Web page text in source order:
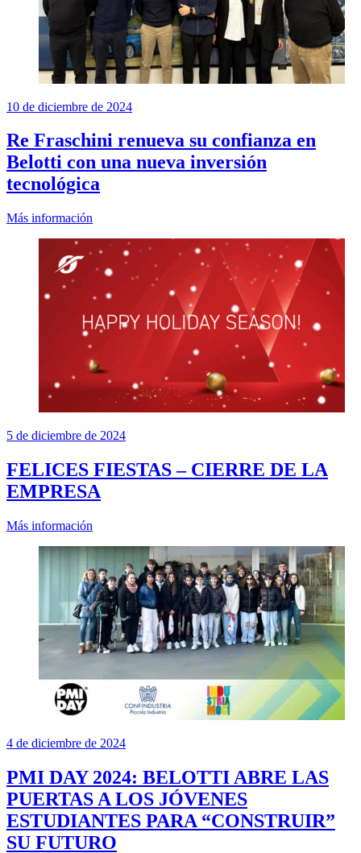
10 de diciembre de 2024
Re Fraschini renueva su confianza en
Belotti con una nueva inversión
tecnológica
Más información
5 de diciembre de 2024
FELICES FIESTAS – CIERRE DE LA
EMPRESA
Más información
4 de diciembre de 2024
PMI DAY 2024: BELOTTI ABRE LAS
PUERTAS A LOS JÓVENES
ESTUDIANTES PARA “CONSTRUIR”
SU FUTURO